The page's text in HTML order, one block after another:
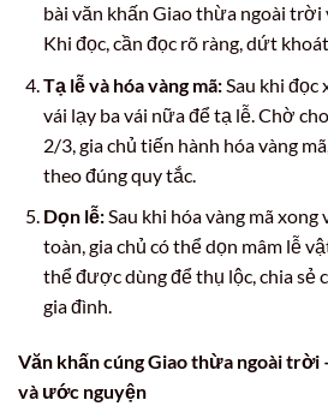
bài văn khấn Giao thừa ngoài
Khi đọc, cần đọc rõ ràng, dứt
Tạ lễ và hóa vàng mã:Sau khi đọc
vái lạy ba vái nữa để tạ lễ. Chờ
2/3, gia chủ tiến hành hóa vàng
theo đúng quy tắc.
Dọn lễ:Sau khi hóa vàng mã
toàn, gia chủ có thể dọn mâm lễ
thể được dùng để thụ lộc, chia sẻ
gia đình.
Văn khấn cúng Giao thừa ngoài trời
và ước nguyện